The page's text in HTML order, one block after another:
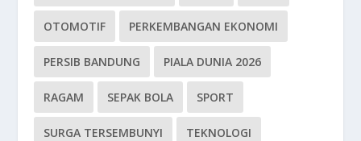
OTOMOTIF PERKEMBANGAN EKONOMI
PERSIB BANDUNG PIALA DUNIA 2026
RAGAM SEPAK BOLA SPORT
SURGA TERSEMBUNYI TEKNOLOGI